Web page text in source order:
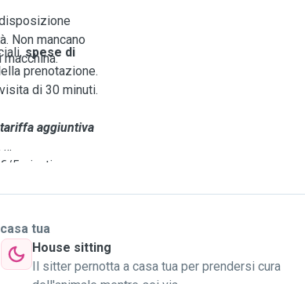
Non mancano
spese di
prenotazione.
di 30 minuti.
tariffa aggiuntiva
5minuti.
gli impegni
conoscitivo e
di
tua
House sitting
Il sitter pernotta a casa tua per prendersi cura